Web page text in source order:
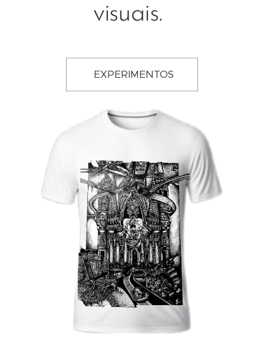
visuais.
EXPERIMENTOS